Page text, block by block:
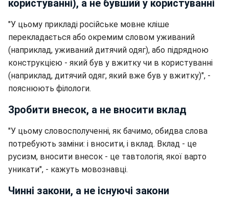
користуванні), а не бувший у користуванні
"У цьому прикладі російське мовне кліше
перекладається або окремим словом уживаний
(наприклад, уживаний дитячий одяг), або підрядною
конструкцією - який був у вжитку чи в користуванні
(наприклад, дитячий одяг, який вже був у вжитку)", -
пояснюють філологи.
Зробити внесок, а не вносити вклад
"У цьому словосполученні, як бачимо, обидва слова
потребують заміни: і вносити, і вклад. Вклад - це
русизм, вносити внесок - це тавтологія, якої варто
уникати", - кажуть мовознавці.
Чинні закони, а не існуючі закони